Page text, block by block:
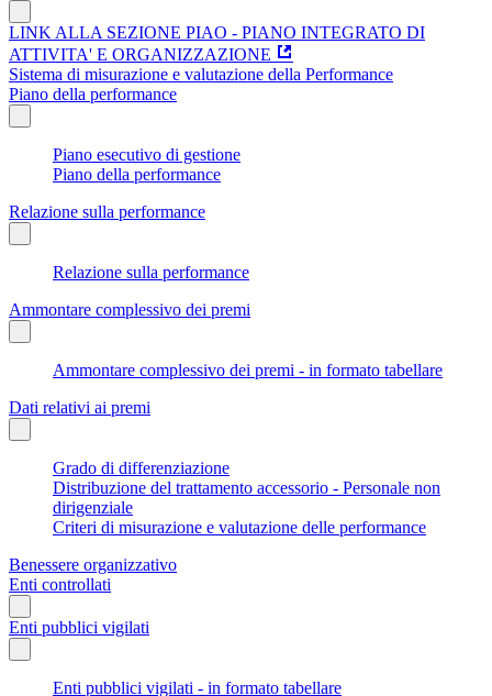
LINK ALLA SEZIONE PIAO - PIANO INTEGRATO DI
ATTIVITA' E ORGANIZZAZIONE
Sistema di misurazione e valutazione della Performance
Piano della performance
Piano esecutivo di gestione
Piano della performance
Relazione sulla performance
Relazione sulla performance
Ammontare complessivo dei premi
Ammontare complessivo dei premi - in formato tabellare
Dati relativi ai premi
Grado di differenziazione
Distribuzione del trattamento accessorio - Personale non
dirigenziale
Criteri di misurazione e valutazione delle performance
Benessere organizzativo
Enti controllati
Enti pubblici vigilati
Enti pubblici vigilati - in formato tabellare